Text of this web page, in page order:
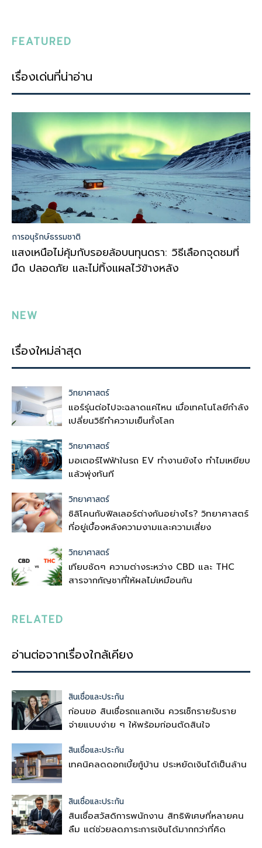
FEATURED
เรื่องเด่นที่น่าอ่าน
การอนุรักษ์ธรรมชาติ
แสงเหนือไม่คุ้มกับรอยล้อบนทุนดรา: วิธีเลือกจุดชมที่
มืด ปลอดภัย และไม่ทิ้งแผลไว้ข้างหลัง
NEW
เรื่องใหม่ล่าสุด
วิทยาศาสตร์
แอร์รุ่นต่อไปจะฉลาดแค่ไหน เมื่อเทคโนโลยีกำลัง
เปลี่ยนวิธีทำความเย็นทั้งโลก
วิทยาศาสตร์
มอเตอร์ไฟฟ้าในรถ EV ทำงานยังไง ทำไมเหยียบ
แล้วพุ่งทันที
วิทยาศาสตร์
ซิลิโคนกับฟิลเลอร์ต่างกันอย่างไร? วิทยาศาสตร์
ที่อยู่เบื้องหลังความงามและความเสี่ยง
วิทยาศาสตร์
เทียบชัดๆ ความต่างระหว่าง CBD และ THC
สารจากกัญชาที่ให้ผลไม่เหมือนกัน
RELATED
อ่านต่อจากเรื่องใกล้เคียง
สินเชื่อและประกัน
ก่อนขอ สินเชื่อรถแลกเงิน ควรเช็กรายรับราย
จ่ายแบบง่าย ๆ ให้พร้อมก่อนตัดสินใจ
สินเชื่อและประกัน
เทคนิคลดดอกเบี้ยกู้บ้าน ประหยัดเงินได้เป็นล้าน
สินเชื่อและประกัน
สินเชื่อสวัสดิการพนักงาน สิทธิพิเศษที่หลายคน
ลืม แต่ช่วยลดภาระการเงินได้มากกว่าที่คิด